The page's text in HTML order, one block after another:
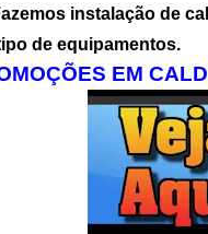
instalação de
de equipamentos.
EM